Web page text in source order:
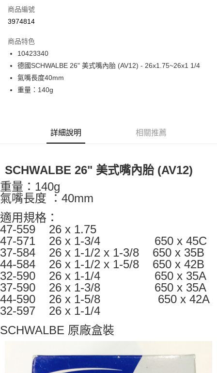
超商取貨付款
Apple Pay
街口支付
悠遊付
1.本服務由台灣大哥大提供，台灣大哥大用戶可立即使用無須另外申請。
2.付款方式選擇「大哥付你分期」，訂單成立後會自動跳轉到大哥付的交易
流程，驗證手機門號後，選擇欲分期的期數、繳款截止日，確認付款後即完
成交易。
4.訂單成立30分鐘內，如未前往確認交易或遇審核未通過，訂單將自動取
消。如遇「轉專審核」未通過狀況，表示未達大哥付你分期系統評分，恕無
法說明評估內容。
【繳款方式說明】
1.分期款項不併入電信帳單，「大哥付你分期」於每月結算日後寄送繳費提
醒簡訊。
2.透過簡訊連結打開帳單後，可選擇「超商條碼／台灣大直營門市／銀行轉
帳／街口支付／iPASS MONEY」等通路繳費。
【注意事項】
1.本服務係由「台灣大哥大股份有限公司」（以下簡稱本公司）所提供，讓
用戶於交易時，得透過本服務購買商品或服務，並由商店將買賣／分期付款
2.基於同意付款使用「大哥付你分期」之契約關係目的，商店將以您的個人
3.完整用戶服務條款，請詳閱以下連結：https://oppay.tw/userRule
AFTEE先享後付
相關說明
【關於「AFTEE先享後付」】
AFTEE先享後付是「在收到商品之後才付款」的支付方式。 讓您購物簡單
便利好安心！
１．簡單：不需註冊會員、不需綁卡、不需儲值。
２．便利：只要手機號碼，簡訊認證，即可結帳。
３．安心：先確認商品／服務後，再付款。
【「AFTEE先享後付」結帳流程】
１．於結帳方式選擇「AFTEE先享後付」後，將跳轉至「AFTEE先享後付」
結帳頁面，進行簡訊認證並確認金額後，即可完成結帳。
２．訂單成立數日內，您將收到繳費通知簡訊。
３．收到繳費通知簡訊後14天內，點擊此簡訊中的連結，可透過四大超商／
ATM／網路銀行／等多元方式進行付款，方視為交易完成。
※ 請注意：結帳手續完成當下不需立刻繳費，但若您需要取消訂單，請聯絡
購買商品的店家。未經商家同意取消之訂單仍視為有效，需透過AFTEE先享
後付繳納相關費用。
※ 交易是否成功請以「AFTEE先享後付 」之結帳頁面顯示為準，若有關於
是否繳費成功／繳費後需取消欲退款等相關疑問，請聯繫「AFTEE先享後付
【注意事項】
ATM付款
運送方式
全家取貨付款
每筆NT$60，滿NT$998(含以上)免運費
全家純取貨
每筆NT$60，滿NT$998(含以上)免運費
7-11取貨付款
每筆NT$60，滿NT$998(含以上)免運費
7-11純取貨
商品編號
3974814
商品特色
10423340
德國SCHWALBE 26" 美式嘴內胎 (AV12) - 26x1.75~26x1 1/4
氣嘴長度40mm
重量：140g
詳細說明 相關推薦
SCHWALBE 26" 美式嘴內胎 (AV12)
重量：140g
氣嘴長度 ：40mm
適用規格：
47-559 26 x 1.75
47-571 26 x 1-3/4 650 x 45C
37-584 26 x 1-1/2 x 1-3/8 650 x 35B
44-584 26 x 1-1/2 x 1-5/8 650 x 42B
32-590 26 x 1-1/4 650 x 35A
37-590 26 x 1-3/8 650 x 35A
44-590 26 x 1-5/8 650 x 42A
32-597 26 x 1-1/4
SCHWALBE 原廠盒裝